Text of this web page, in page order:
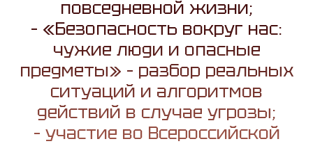
повседневной жизни;
– «Безопасность вокруг нас:
чужие люди и опасные
предметы» – разбор реальных
ситуаций и алгоритмов
действий в случае угрозы;
– участие во Всероссийской